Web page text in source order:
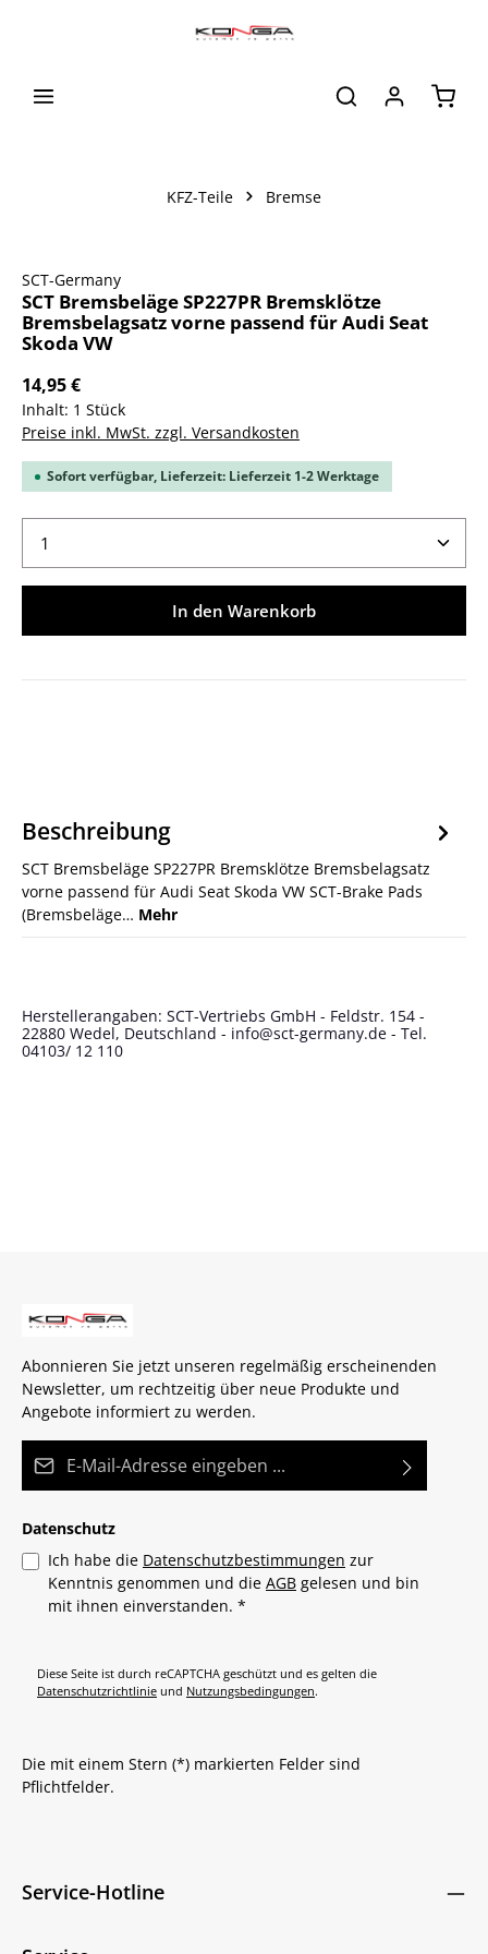
KFZ-Teile Bremse
SCT-Germany
SCT Bremsbeläge SP227PR Bremsklötze
Bremsbelagsatz vorne passend für Audi Seat
Skoda VW
14,95 €
Inhalt: 1 Stück
Preise inkl. MwSt. zzgl. Versandkosten
Sofort verfügbar, Lieferzeit: Lieferzeit 1-2 Werktage
Produkt Anzahl: Gib den gewünschten Wert ein
In den Warenkorb
Beschreibung
SCT Bremsbeläge SP227PR Bremsklötze Bremsbelagsatz
vorne passend für Audi Seat Skoda VW SCT-Brake Pads
(Bremsbeläge… Mehr
Herstellerangaben: SCT-Vertriebs GmbH - Feldstr. 154 -
22880 Wedel, Deutschland - info@sct-germany.de - Tel.
04103/ 12 110
Abonnieren Sie jetzt unseren regelmäßig erscheinenden
Newsletter, um rechtzeitig über neue Produkte und
Angebote informiert zu werden.
Datenschutz
Ich habe die Datenschutzbestimmungen zur
Kenntnis genommen und die AGB gelesen und bin
mit ihnen einverstanden. *
Diese Seite ist durch reCAPTCHA geschützt und es gelten die
Datenschutzrichtlinie und Nutzungsbedingungen.
Die mit einem Stern (*) markierten Felder sind
Pflichtfelder.
Service-Hotline